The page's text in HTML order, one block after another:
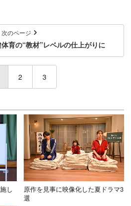
次のページ
育の“教材”レベルの仕上がりに
(current)
2 3
し
原作を見事に映像化した夏ドラマ3
選